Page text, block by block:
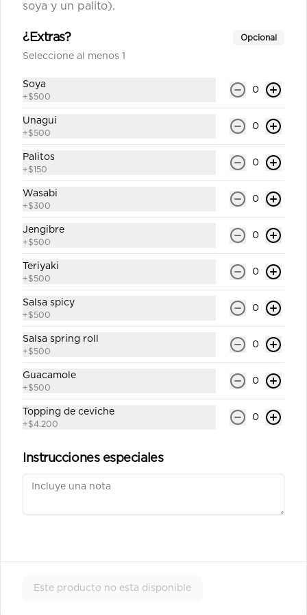
cubierto en sésamo relleno salmón ,
Roll`s con arroz por fuera 8 corte
Roll`s con arroz por fuera 8 corte
cubierto en sésamo relleno camarón
tempura,queso crema y ciboulette
$6.900
$6.900
soya y un palito).
¿Extras? Opcional
Seleccione al menos 1
Soya
+$500
0
Unagui
+$500
0
Palitos
+$150
0
Wasabi
+$300
0
Jengibre
+$500
0
Teriyaki
+$500
0
Salsa spicy
+$500
0
Salsa spring roll
+$500
0
Guacamole
+$500
0
Topping de ceviche
+$4.200
0
Instrucciones especiales
Este producto no esta disponible